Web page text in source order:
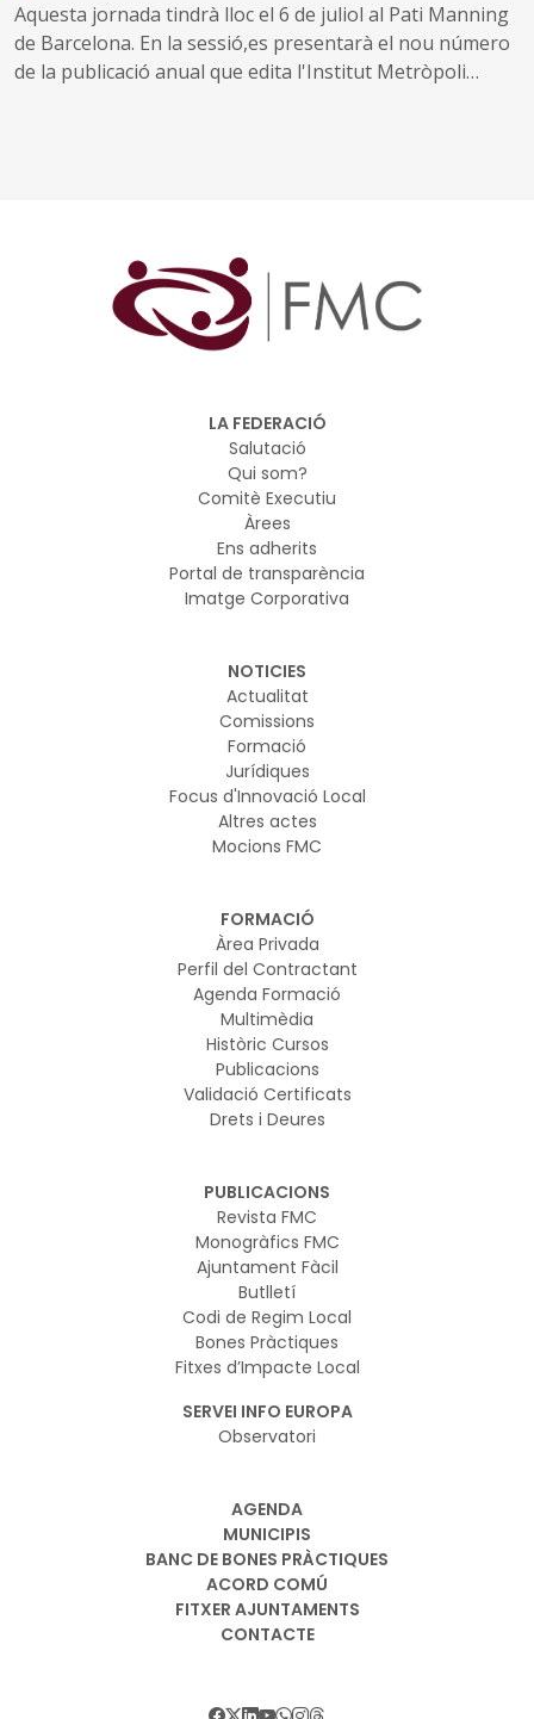
Aquesta jornada tindrà lloc el 6 de juliol al Pati Manning
de Barcelona. En la sessió,es presentarà el nou número
de la publicació anual que edita l'Institut Metròpoli
LA FEDERACIÓ
Salutació
Qui som?
Comitè Executiu
Àrees
Ens adherits
Portal de transparència
Imatge Corporativa
NOTICIES
Actualitat
Comissions
Formació
Jurídiques
Focus d'Innovació Local
Altres actes
Mocions FMC
FORMACIÓ
Àrea Privada
Perfil del Contractant
Agenda Formació
Multimèdia
Històric Cursos
Publicacions
Validació Certificats
Drets i Deures
PUBLICACIONS
Revista FMC
Monogràfics FMC
Ajuntament Fàcil
Butlletí
Codi de Regim Local
Bones Pràctiques
Fitxes d’Impacte Local
SERVEI INFO EUROPA
Observatori
AGENDA
MUNICIPIS
BANC DE BONES PRÀCTIQUES
ACORD COMÚ
FITXER AJUNTAMENTS
CONTACTE